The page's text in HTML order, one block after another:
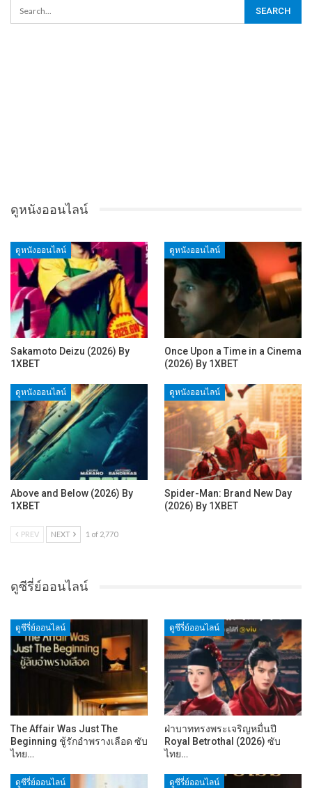
ดูหนังออนไลน์
ดูหนังออนไลน์
Sakamoto Deizu (2026) By
1XBET
ดูหนังออนไลน์
Once Upon a Time in a Cinema
(2026) By 1XBET
ดูหนังออนไลน์
Above and Below (2026) By
1XBET
ดูหนังออนไลน์
Spider-Man: Brand New Day
(2026) By 1XBET
PREV NEXT 1 of 2,770
ดูซีรี่ย์ออนไลน์
ดูซีรี่ย์ออนไลน์
The Affair Was Just The
Beginning ชู้รักอำพรางเลือด ซับ
ไทย…
ดูซีรี่ย์ออนไลน์
ฝ่าบาททรงพระเจริญหมื่นปี
Royal Betrothal (2026) ซับ
ไทย…
ดูซีรี่ย์ออนไลน์ ดูซีรี่ย์ออนไลน์